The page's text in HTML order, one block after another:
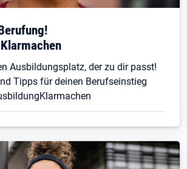
Ausbildungsplatz, der zu dir passt!
Tipps für deinen Berufseinstieg